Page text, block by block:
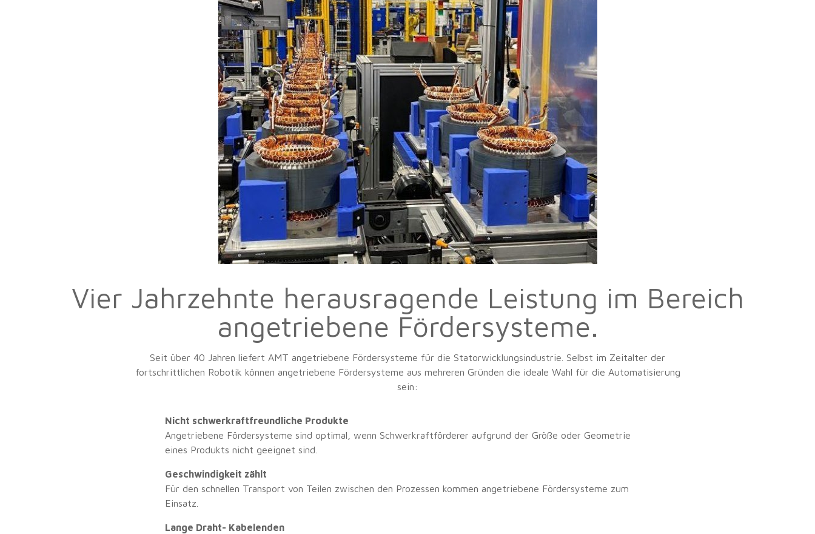
Vier Jahrzehnte herausragende Leistung im Bereich
angetriebene Fördersysteme.
Seit über 40 Jahren liefert AMT angetriebene Fördersysteme für die Statorwicklungsindustrie. Selbst im Zeitalter der
fortschrittlichen Robotik können angetriebene Fördersysteme aus mehreren Gründen die ideale Wahl für die Automatisierung
sein:
Nicht schwerkraftfreundliche Produkte
Angetriebene Fördersysteme sind optimal, wenn Schwerkraftförderer aufgrund der Größe oder Geometrie
eines Produkts nicht geeignet sind.
Geschwindigkeit zählt
Für den schnellen Transport von Teilen zwischen den Prozessen kommen angetriebene Fördersysteme zum
Einsatz.
Lange Draht- Kabelenden